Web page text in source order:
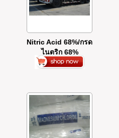
Nitric Acid 68%/กรด
ไนตริก 68%